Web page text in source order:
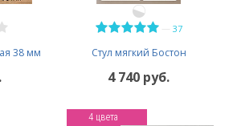
38 мм
37
Стул мягкий Бостон
4 740 руб.
4 цвета